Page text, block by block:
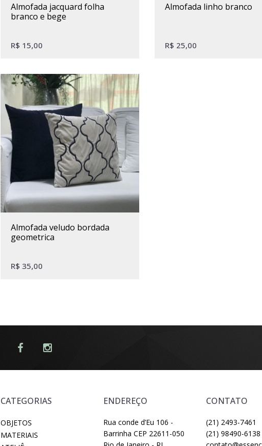
almofada jacquard folha
branco e bege
R$ 15,00
almofada linho branco
R$ 25,00
almofada veludo bordada
geometrica
R$ 35,00
CATEGORIAS
OBJETOS
MATERIAIS
ENDEREÇO
Rua conde d’Eu 106 -
Barrinha CEP 22611-050
CONTATO
(21) 2493-7461
(21) 98490-